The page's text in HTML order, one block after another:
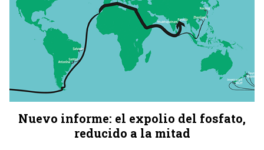
Nuevo informe: el expolio del fosfato,
reducido a la mitad